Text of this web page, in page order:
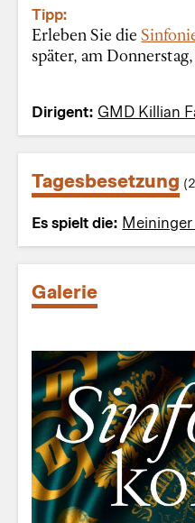
Tipp:
Erleben Sie die
später, am
Dirigent: GMD Killian
Tagesbesetzung
Es spielt die:
Galerie